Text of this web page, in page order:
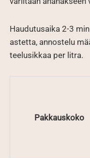
Haudutusaika 2-3
astetta, annostelu
teelusikkaa per litra.
Pakkauskoko